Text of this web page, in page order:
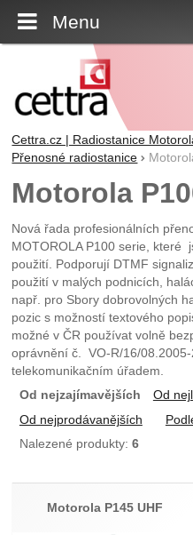
Menu
Cettra.cz | Radiostanice
Přenosné radiostanice
Motorola
Nová řada profesionálních
MOTOROLA P100 serie, které
použití. Podporují DTMF
použití v malých podnicích,
např. pro Sbory dobrovolných
pozic s možností textového
možné v ČR používat volně
oprávnění č. VO-R/16/
telekomunikačním úřadem.
Od nejzajímavějších
Od
Od nejprodávanějších
Nalezené produkty: 6
Produkty
Motorola P145 UHF